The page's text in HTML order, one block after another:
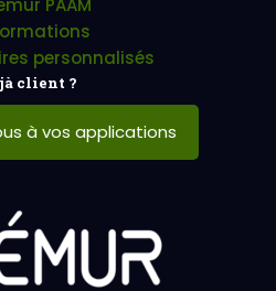
PAAM
personnalisés
client ?
à vos applications